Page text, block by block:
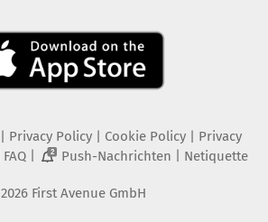
Privacy Policy| Cookie Policy| Privacy
FAQ| 2 Push-Nachrichten Netiquette
2026 First Avenue GmbH